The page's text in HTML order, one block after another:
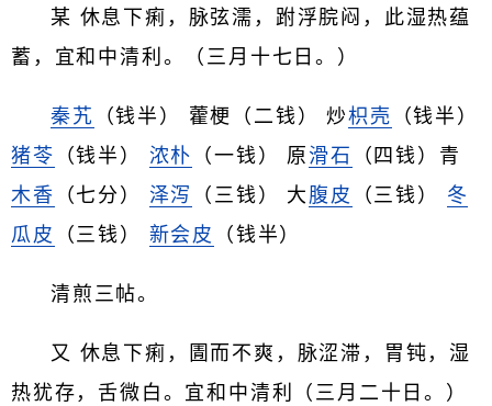
某 休息下痢，脉弦濡，跗浮脘闷，此湿热蕴
蓄，宜和中清利。（三月十七日。）
秦艽 （钱半） 藿梗（二钱） 炒枳壳 （钱半）
猪苓 （钱半） 浓朴 （一钱） 原 滑石
（四钱）青
木香 （七分） 泽泻 （三钱） 大 腹皮 （三钱） 冬
瓜皮
（三钱） 新会皮 （钱半）
清煎三帖。
又 休息下痢，圊而不爽，脉涩滞，胃钝，湿
热犹存，舌微白。宜和中清利（三月二十日。）